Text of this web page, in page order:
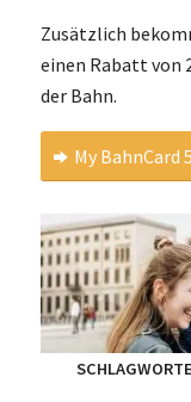
Zusätzlich
einen Rabatt von
der Bahn.
My BahnCard